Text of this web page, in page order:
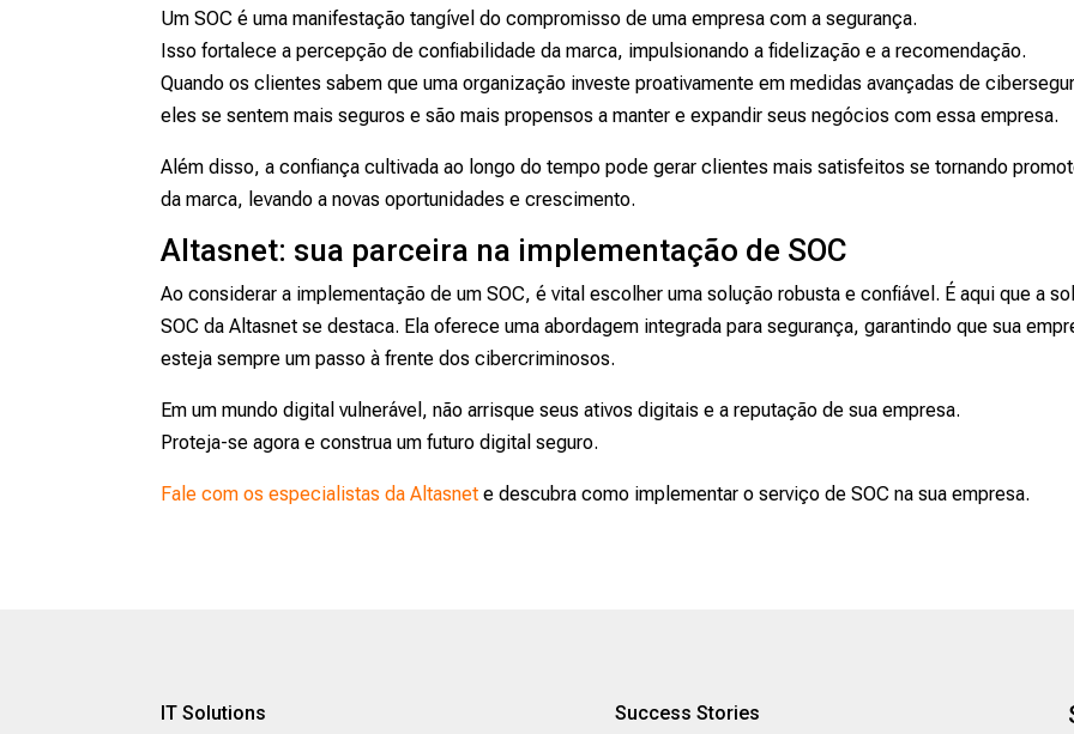
Um SOC é uma manifestação tangível do compromisso de uma empresa com a segurança.
Isso fortalece a percepção de confiabilidade da marca, impulsionando a fidelização e a recomendação.
Quando os clientes sabem que uma organização investe proativamente em medidas avançadas de
eles se sentem mais seguros e são mais propensos a manter e expandir seus negócios com essa empresa.
Além disso, a confiança cultivada ao longo do tempo pode gerar clientes mais satisfeitos se tornando
da marca, levando a novas oportunidades e crescimento.
Altasnet: sua parceira na implementação de SOC
Ao considerar a implementação de um SOC, é vital escolher uma solução robusta e confiável. É aqui que a
SOC da Altasnet se destaca. Ela oferece uma abordagem integrada para segurança, garantindo que sua
esteja sempre um passo à frente dos cibercriminosos.
Em um mundo digital vulnerável, não arrisque seus ativos digitais e a reputação de sua empresa.
Proteja-se agora e construa um futuro digital seguro.
Fale com os especialistas da Altasnete descubra como implementar o serviço de SOC na sua empresa.
IT Solutions Success Stories